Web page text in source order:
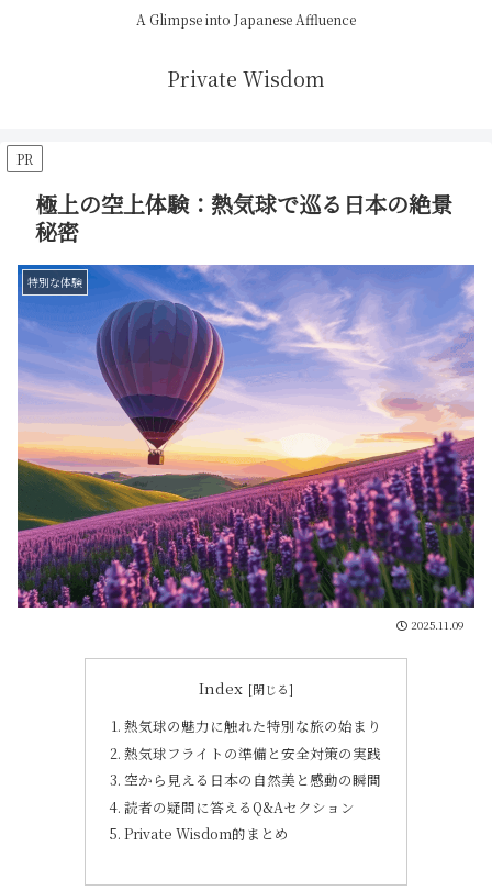
A Glimpse into Japanese Affluence
Private Wisdom
PR
極上の空上体験：熱気球で巡る日本の絶景
秘密
特別な体験
2025.11.09
Index
熱気球の魅力に触れた特別な旅の始まり
熱気球フライトの準備と安全対策の実践
空から見える日本の自然美と感動の瞬間
読者の疑問に答えるQ&Aセクション
Private Wisdom的まとめ